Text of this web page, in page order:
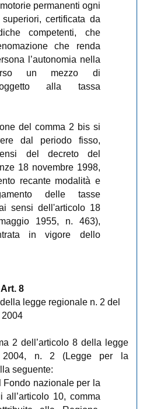
permanenti ogni
certificata da
competenti, che
che renda
l’autonomia nella
un mezzo di
alla tassa
del comma 2 bis si
dal periodo fisso,
del decreto del
18 novembre 1998,
recante modalità e
delle tasse
sensi dell'articolo 18
1955, n. 463),
in vigore dello
Art. 8
legge regionale n. 2 del
2004
2 dell’articolo 8 della legge
2004, n. 2 (Legge per la
seguente:
Fondo nazionale per la
all’articolo 10, comma